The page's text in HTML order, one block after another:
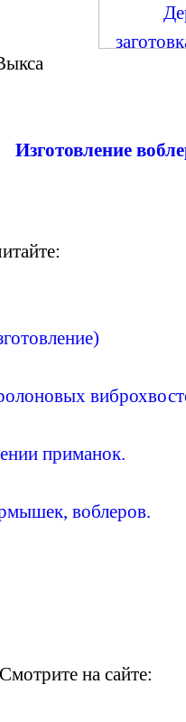
Изготовление
приманок.
воблеров.
Смотрите на сайте: